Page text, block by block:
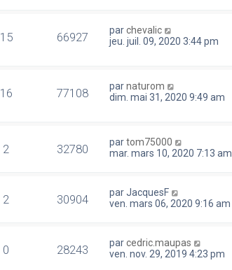
15 66927 parchevalic
jeu. juil. 09, 2020 3:44 pm
16 77108 parnaturom
dim. mai 31, 2020 9:49 am
2 32780 partom75000
mar. mars 10, 2020 7:13 am
2 30904 parJacquesF
ven. mars 06, 2020 9:16 am
0 28243 parcedric.maupas
ven. nov. 29, 2019 4:23 pm